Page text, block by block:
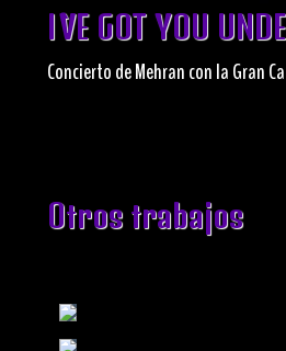
I`VE GOT YOU
Concierto de Mehran con la Gran
Otros trabajos